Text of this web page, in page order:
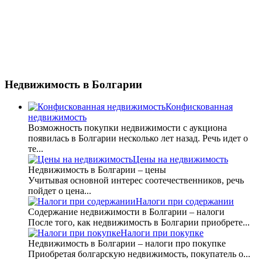
Недвижимость в Болгарии
Конфискованная
недвижимость
Возможность покупки недвижимости с аукциона
появилась в Болгарии несколько лет назад. Речь идет о
те...
Цены на недвижимость
Недвижимость в Болгарии – цены
Учитывая основной интерес соотечественников, речь
пойдет о цена...
Налоги при содержании
Содержание недвижимости в Болгарии – налоги
После того, как недвижимость в Болгарии приобрете...
Налоги при покупке
Недвижимость в Болгарии – налоги про покупке
Приобретая болгарскую недвижимость, покупатель о...